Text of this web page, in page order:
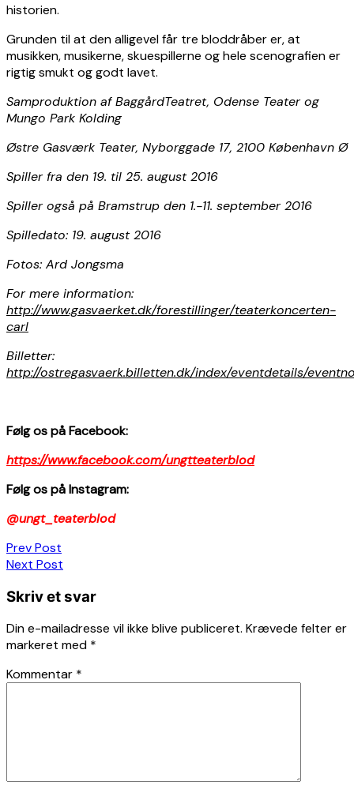
historien.
Grunden til at den alligevel får tre bloddråber er, at
musikken, musikerne, skuespillerne og hele scenografien er
rigtig smukt og godt lavet.
Samproduktion af BaggårdTeatret, Odense Teater og
Mungo Park Kolding
Østre Gasværk Teater, Nyborggade 17, 2100 København Ø
Spiller fra den 19. til 25. august 2016
Spiller også på Bramstrup den 1.-11. september 2016
Spilledato: 19. august 2016
Fotos: Ard Jongsma
Formere information:
http://www.gasvaerket.dk/forestillinger/teaterkoncerten-
carl
Billetter:
http://ostregasvaerk.billetten.dk/index/eventdetails/
Følg os på Facebook:
https://www.facebook.com/ungtteaterblod
Følg os på Instagram:
@ungt_teaterblod
Indlægsnavigation
Prev Post
Next Post
Skriv et svar
Din e-mailadresse vil ikke blive publiceret. Krævede felter er
markeret med *
Kommentar *